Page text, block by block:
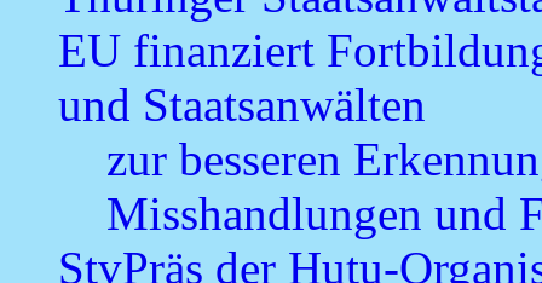
EU finanziert
und Staatsanwälten
zur besseren
Misshandlungen und
StvPräs der Hutu-